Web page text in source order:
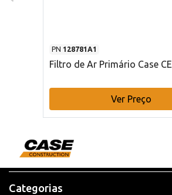
PN 128781A1
Filtro de Ar Primário Case CE
Ver Preço
Categorias